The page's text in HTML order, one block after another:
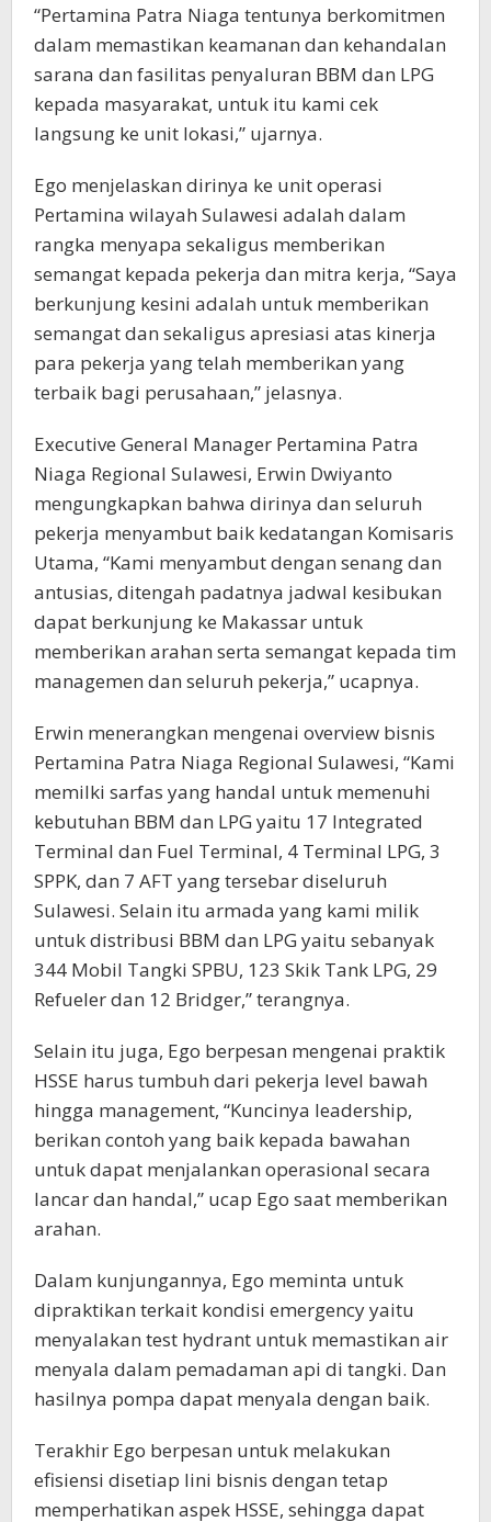
“Pertamina Patra Niaga tentunya berkomitmen
dalam memastikan keamanan dan kehandalan
sarana dan fasilitas penyaluran BBM dan LPG
kepada masyarakat, untuk itu kami cek
langsung ke unit lokasi,” ujarnya.
Ego menjelaskan dirinya ke unit operasi
Pertamina wilayah Sulawesi adalah dalam
rangka menyapa sekaligus memberikan
semangat kepada pekerja dan mitra kerja, “Saya
berkunjung kesini adalah untuk memberikan
semangat dan sekaligus apresiasi atas kinerja
para pekerja yang telah memberikan yang
terbaik bagi perusahaan,” jelasnya.
Executive General Manager Pertamina Patra
Niaga Regional Sulawesi, Erwin Dwiyanto
mengungkapkan bahwa dirinya dan seluruh
pekerja menyambut baik kedatangan Komisaris
Utama, “Kami menyambut dengan senang dan
antusias, ditengah padatnya jadwal kesibukan
dapat berkunjung ke Makassar untuk
memberikan arahan serta semangat kepada tim
managemen dan seluruh pekerja,” ucapnya.
Erwin menerangkan mengenai overview bisnis
Pertamina Patra Niaga Regional Sulawesi, “Kami
memilki sarfas yang handal untuk memenuhi
kebutuhan BBM dan LPG yaitu 17 Integrated
Terminal dan Fuel Terminal, 4 Terminal LPG, 3
SPPK, dan 7 AFT yang tersebar diseluruh
Sulawesi. Selain itu armada yang kami milik
untuk distribusi BBM dan LPG yaitu sebanyak
344 Mobil Tangki SPBU, 123 Skik Tank LPG, 29
Refueler dan 12 Bridger,” terangnya.
Selain itu juga, Ego berpesan mengenai praktik
HSSE harus tumbuh dari pekerja level bawah
hingga management, “Kuncinya leadership,
berikan contoh yang baik kepada bawahan
untuk dapat menjalankan operasional secara
lancar dan handal,” ucap Ego saat memberikan
arahan.
Dalam kunjungannya, Ego meminta untuk
dipraktikan terkait kondisi emergency yaitu
menyalakan test hydrant untuk memastikan air
menyala dalam pemadaman api di tangki. Dan
hasilnya pompa dapat menyala dengan baik.
Terakhir Ego berpesan untuk melakukan
efisiensi disetiap lini bisnis dengan tetap
memperhatikan aspek HSSE, sehingga dapat